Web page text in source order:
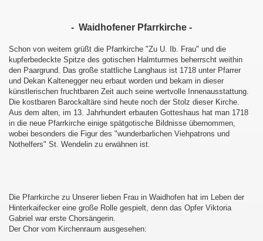
- Waidhofener Pfarrkirche -
Schon von weitem grüßt die Pfarrkirche "Zu U. Ib. Frau" und die
kupferbedeckte Spitze des gotischen Halmturmes beherrscht weithin
den Paargrund. Das große stattliche Langhaus ist 1718 unter Pfarrer
und Dekan Kaltenegger neu erbaut worden und bekam in dieser
künstlerischen fruchtbaren Zeit auch seine wertvolle Innenausstattung.
Die kostbaren Barockaltäre sind heute noch der Stolz dieser Kirche.
Aus dem alten, im 13. Jahrhundert erbauten Gotteshaus hat man 1718
in die neue Pfarrkirche einige spätgotische Bildnisse übernommen,
wobei besonders die Figur des "wunderbarlichen Viehpatrons und
Nothelfers" St. Wendelin zu erwähnen ist.
Die Pfarrkirche zu Unserer lieben Frau in Waidhofen hat im Leben der
Hinterkaifecker eine große Rolle gespielt, denn das Opfer Viktoria
Gabriel war erste Chorsängerin.
Der Chor vom Kirchenraum ausgesehen: